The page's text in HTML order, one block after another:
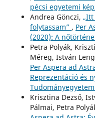
pécsi egyetemi
Andrea Gönczi,
folytassam” , Per
(2020): A
Petra Polyák,
Méreg, István
Per Aspera ad
Reprezentáció és
Krisztina Dezső,
Pálmai, Petra